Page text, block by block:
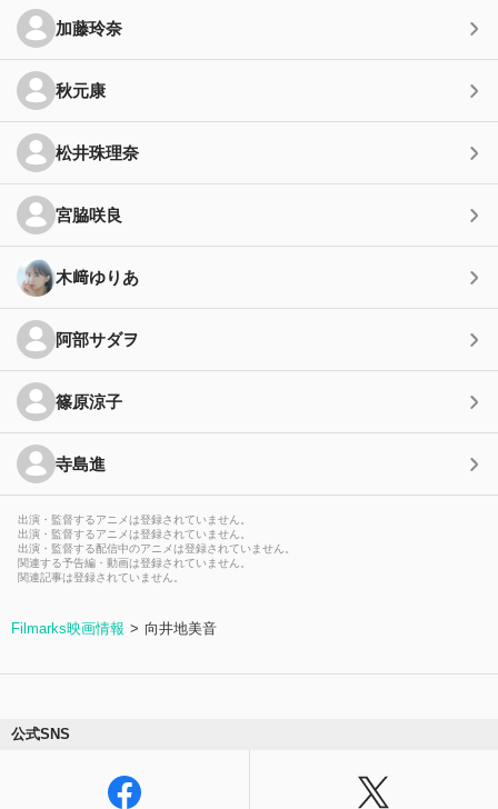
加藤玲奈
秋元康
松井珠理奈
宮脇咲良
木﨑ゆりあ
阿部サダヲ
篠原涼子
寺島進
出演・監督するアニメは登録されていません。
出演・監督するアニメは登録されていません。
出演・監督する配信中のアニメは登録されていません。
関連する予告編・動画は登録されていません。
関連記事は登録されていません。
Filmarks映画情報 向井地美音
公式SNS